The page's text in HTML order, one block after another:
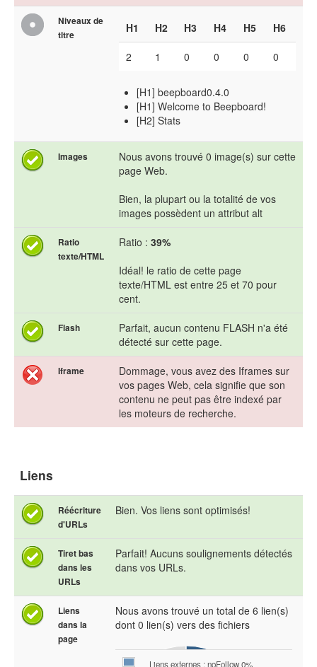
Niveaux de
titre
H1 H2 H3 H4 H5 H6
2 1 0 0 0 0
[H1] beepboard0.4.0
[H1] Welcome to Beepboard!
[H2] Stats
Images
Nous avons trouvé 0 image(s) sur cette
page Web.
Bien, la plupart ou la totalité de vos
images possèdent un attribut alt
Ratio
texte/HTML
Ratio : 39%
Idéal! le ratio de cette page
texte/HTML est entre 25 et 70 pour
cent.
Flash
Parfait, aucun contenu FLASH n'a été
détecté sur cette page.
Iframe
Dommage, vous avez des Iframes sur
vos pages Web, cela signifie que son
contenu ne peut pas être indexé par
les moteurs de recherche.
Liens
Réécriture
d'URLs
Bien. Vos liens sont optimisés!
Tiret bas
dans les
URLs
Parfait! Aucuns soulignements détectés
dans vos URLs.
Liens
dans la
page
Nous avons trouvé un total de 6 lien(s)
dont 0 lien(s) vers des fichiers
Liens externes : noFollow 0%